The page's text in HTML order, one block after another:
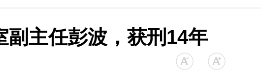
副主任彭波，获刑14年